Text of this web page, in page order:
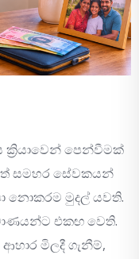
පෙන්වීමක්
සමහර සේවකයන්
නොකරම මුදල් යවති.
එකඟ වෙති.
මිලදී ගැනීම්,